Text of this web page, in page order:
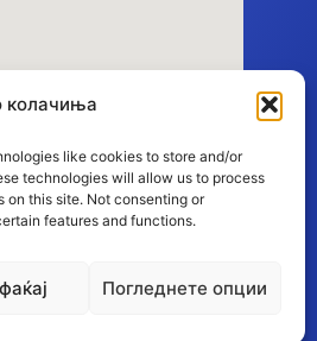
колачиња
like cookies to store and/or
technologies will allow us to process
on this site. Not consenting or
features and functions.
Погледнете опции